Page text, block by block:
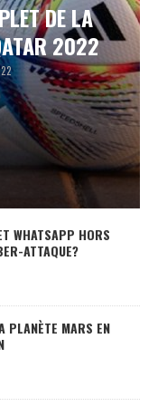
DE LA
2022
WHATSAPP HORS
ATTAQUE?
PLANÈTE MARS EN